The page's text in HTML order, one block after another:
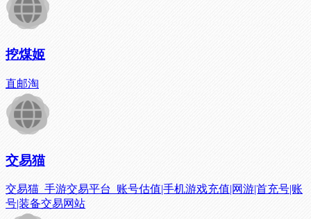
挖煤姬
直邮淘
交易猫
交易猫_手游交易平台_账号估值|手机游戏充值|网游|首充号|账
号|装备交易网站